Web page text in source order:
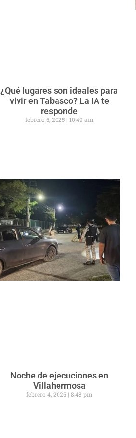
¿Qué lugares son ideales para
vivir en Tabasco? La IA te
responde
febrero 5, 2025 10:49 am
Noche de ejecuciones en
Villahermosa
febrero 4, 2025 8:48 pm